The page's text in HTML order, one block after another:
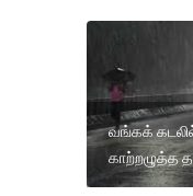
வங்கக்
காற்றழுத்த